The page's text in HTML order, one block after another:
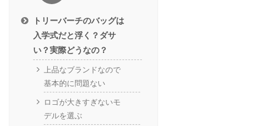
トリーバーチのバッグは
入学式だと浮く？ダサ
い？実際どうなの？
上品なブランドなので
基本的に問題ない
ロゴが大きすぎないモ
デルを選ぶ